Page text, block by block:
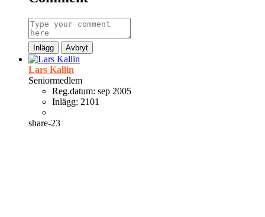
Inlägg Avbryt
Lars Kallin
Seniormedlem
Reg.datum: sep 2005
Inlägg: 2101
share-23